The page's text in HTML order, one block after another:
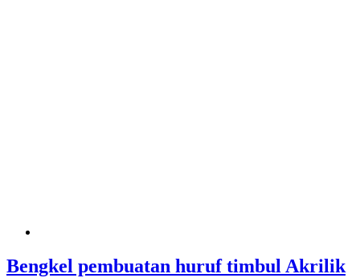
Bengkel pembuatan huruf timbul Akrilik